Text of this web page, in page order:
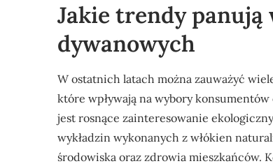
Jakie trendy panują
dywanowych
W ostatnich latach można zauważyć
które wpływają na wybory
jest rosnące zainteresowanie
wykładzin wykonanych z włókien
środowiska oraz zdrowia mieszkańców.